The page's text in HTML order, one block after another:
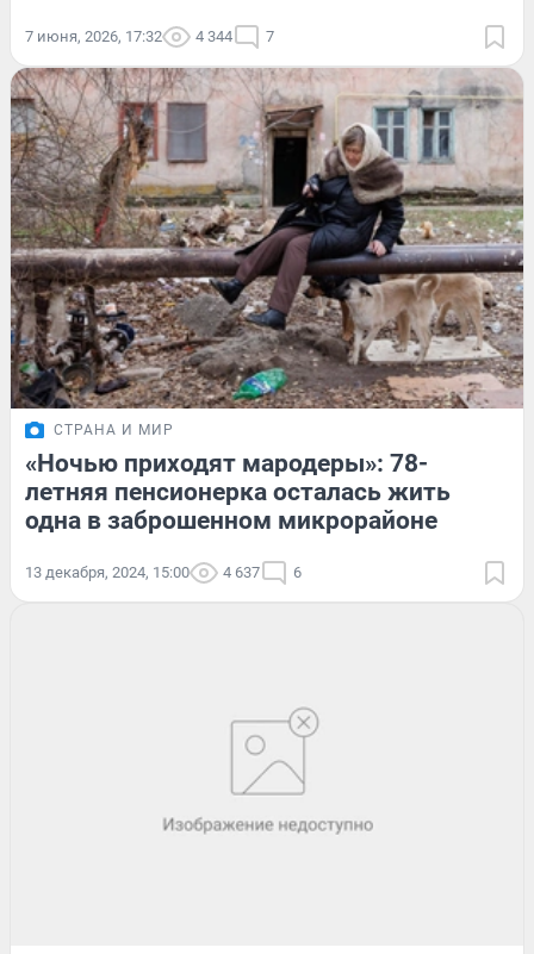
7 июня, 2026, 17:32 4 344 7
СТРАНА И МИР
«Ночью приходят мародеры»: 78-
летняя пенсионерка осталась жить
одна в заброшенном микрорайоне
13 декабря, 2024, 15:00 4 637 6